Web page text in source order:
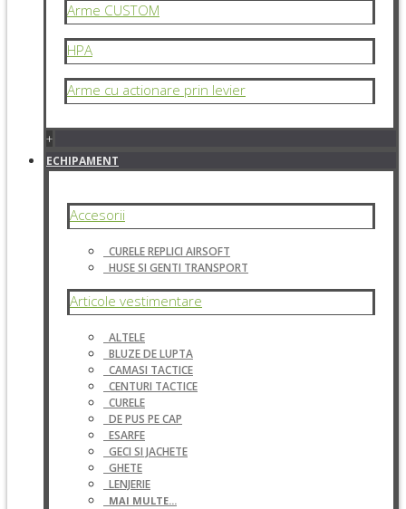
Arme CUSTOM
HPA
Arme cu actionare prin levier
+
ECHIPAMENT
Accesorii
CURELE REPLICI AIRSOFT
HUSE SI GENTI TRANSPORT
Articole vestimentare
ALTELE
BLUZE DE LUPTA
CAMASI TACTICE
CENTURI TACTICE
CURELE
DE PUS PE CAP
ESARFE
GECI SI JACHETE
GHETE
LENJERIE
MAI MULTE...